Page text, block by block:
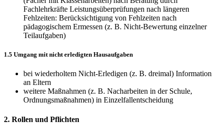
Fachlehrkräfte Leistungsüberprüfungen nach längeren
Fehlzeiten: Berücksichtigung von Fehlzeiten nach
pädagogischem Ermessen (z. B. Nicht-Bewertung einzelner
Teilaufgaben)
1.5 Umgang mit nicht erledigten Hausaufgaben
bei wiederholtem Nicht-Erledigen (z. B. dreimal) Information
an Eltern
weitere Maßnahmen (z. B. Nacharbeiten in der Schule,
Ordnungsmaßnahmen) in Einzelfallentscheidung
2. Rollen und Pflichten